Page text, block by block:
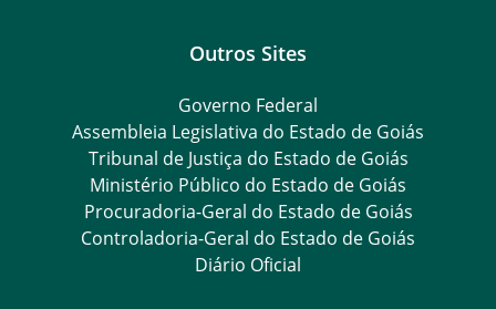
Outros Sites
Governo Federal
Assembleia Legislativa do Estado de Goiás
Tribunal de Justiça do Estado de Goiás
Ministério Público do Estado de Goiás
Procuradoria-Geral do Estado de Goiás
Controladoria-Geral do Estado de Goiás
Diário Oficial